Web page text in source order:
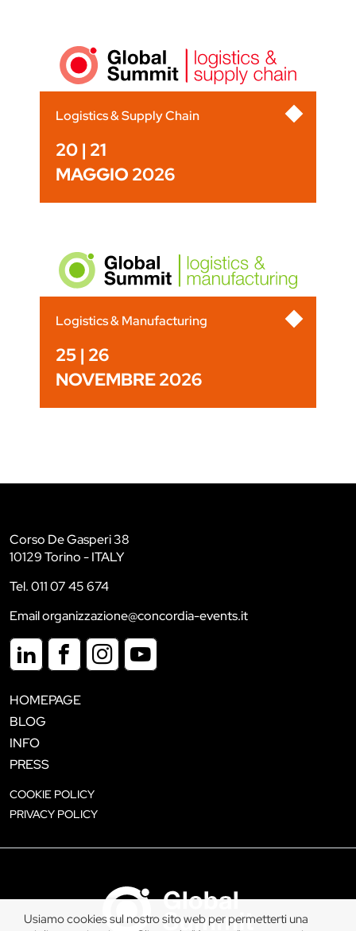
Logistics & Supply Chain
20 | 21
MAGGIO 2026
Logistics & Manufacturing
25 | 26
NOVEMBRE 2026
Corso De Gasperi 38
10129 Torino - ITALY
Tel. 011 07 45 674
Email organizzazione@concordia-events.it
HOMEPAGE
BLOG
INFO
PRESS
COOKIE POLICY
PRIVACY POLICY
Usiamo cookies sul nostro sito web per permetterti una